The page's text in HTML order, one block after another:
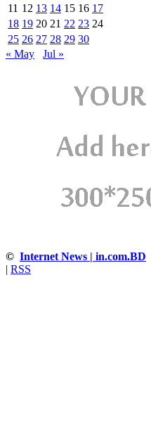
11 12 13 14 15 16 17
18 19 20 21 22 23 24
25 26 27 28 29 30
« May
Jul »
© Internet News | in.com.BD
RSS